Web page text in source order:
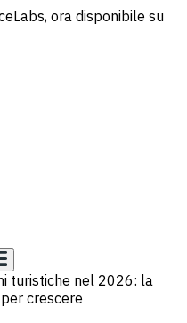
ora disponibile su
turistiche nel 2026: la
crescere